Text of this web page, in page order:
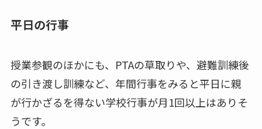
平日の行事
授業参観のほかにも、PTAの草取りや、避難訓練後
の引き渡し訓練など、年間行事をみると平日に親
が行かざるを得ない学校行事が月1回以上はありそ
うです。